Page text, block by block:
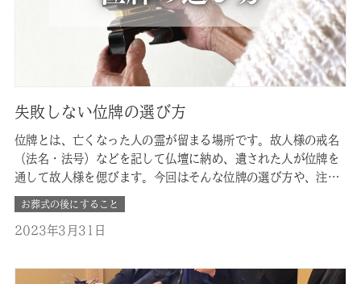
失敗しない位牌の選び方
位牌とは、亡くなった人の霊が留まる場所です。故人様の戒名
（法名・法号）などを記して仏壇に納め、遺された人が位牌を
通して故人様を偲びます。今回はそんな位牌の選び方や、注意
点などについてまとめました。 ■位牌はいつまでに必要なの？
位牌は、四十九日法要までに準備することが一般的です。本
来、「位牌」と呼ばれるものは、四十九日後に祀られるものを
2023年3月31日
お葬式の後にすること